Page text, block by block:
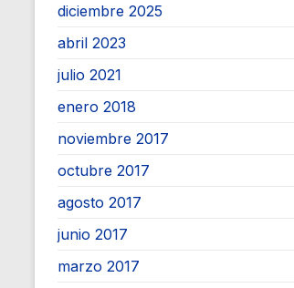
diciembre 2025
abril 2023
julio 2021
enero 2018
noviembre 2017
octubre 2017
agosto 2017
junio 2017
marzo 2017